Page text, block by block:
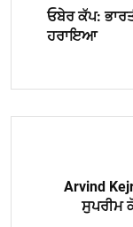
ਓਬੇਰ ਕੱਪ:
ਹਰਾਇਆ
Arvind
ਸੁਪਰੀਮ